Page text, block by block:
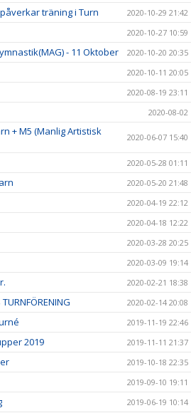
träning i Turn 2020-10-29 21:42
2020-10-27 10:59
- 11 Oktober 2020-10-20 20:35
2020-10-11 20:05
2020-08-19 23:11
2020-08-02
+ M5 (Manlig Artistisk
2020-06-07 15:40
2020-05-28 01:11
2020-05-20 21:48
2020-04-19 22:12
2020-04-18 12:22
2020-03-28 20:25
2020-03-09 19:14
2020-02-21 18:38
2020-02-14 20:08
2019-11-19 22:46
2019 2019-11-11 21:37
2019-10-18 22:35
2019-09-10 19:11
2019-06-19 10:14